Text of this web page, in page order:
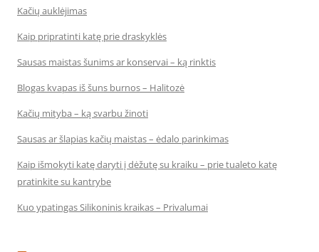
Kačių auklėjimas
Kaip pripratinti katę prie draskyklės
Sausas maistas šunims ar konservai – ką rinktis
Blogas kvapas iš šuns burnos – Halitozė
Kačių mityba – ką svarbu žinoti
Sausas ar šlapias kačių maistas – ėdalo parinkimas
Kaip išmokyti katę daryti į dėžutę su kraiku – prie tualeto katę
pratinkite su kantrybe
Kuo ypatingas Silikoninis kraikas – Privalumai